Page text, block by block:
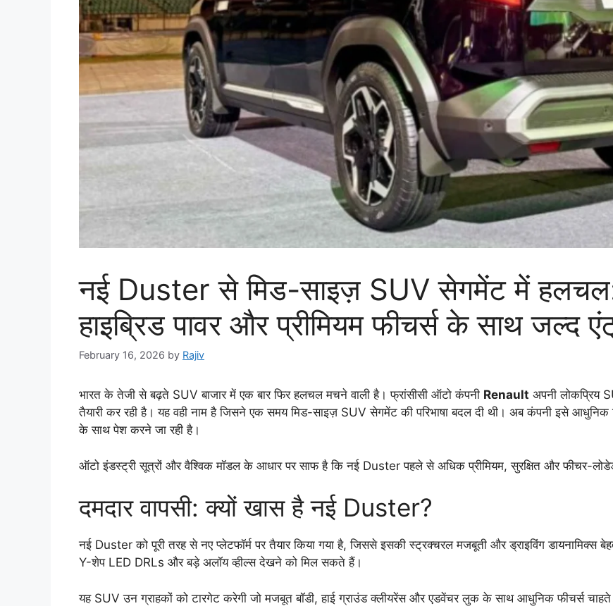
नई Duster से मिड-साइज़ SUV सेगमेंट में हलचल:
हाइब्रिड पावर और प्रीमियम फीचर्स के साथ जल्द
February 16, 2026 by Rajiv
भारत के तेजी से बढ़ते SUV बाजार में एक बार फिर हलचल मचने वाली है। फ्रांसीसी ऑटो कंपनी Renault अपनी लोकप्रिय
तैयारी कर रही है। यह वही नाम है जिसने एक समय मिड-साइज़ SUV सेगमेंट की परिभाषा बदल दी थी। अब कंपनी इसे आधुनिक
के साथ पेश करने जा रही है।
ऑटो इंडस्ट्री सूत्रों और वैश्विक मॉडल के आधार पर साफ है कि नई Duster पहले से अधिक प्रीमियम, सुरक्षित और फीचर-
दमदार वापसी: क्यों खास है नई Duster?
नई Duster को पूरी तरह से नए प्लेटफॉर्म पर तैयार किया गया है, जिससे इसकी स्ट्रक्चरल मजबूती और ड्राइविंग डायनामिक्स
Y-शेप LED DRLs और बड़े अलॉय व्हील्स देखने को मिल सकते हैं।
यह SUV उन ग्राहकों को टारगेट करेगी जो मजबूत बॉडी, हाई ग्राउंड क्लीयरेंस और एडवेंचर लुक के साथ आधुनिक फीचर्स चाहते